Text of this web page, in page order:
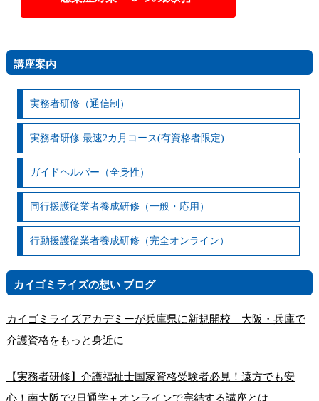
講座案内
実務者研修（通信制）
実務者研修 最速2カ月コース(有資格者限定)
ガイドヘルパー（全身性）
同行援護従業者養成研修（一般・応用）
行動援護従業者養成研修（完全オンライン）
カイゴミライズの想い ブログ
カイゴミライズアカデミーが兵庫県に新規開校｜大阪・兵庫で
介護資格をもっと身近に
【実務者研修】介護福祉士国家資格受験者必見！遠方でも安
心！南大阪で2日通学＋オンラインで完結する講座とは